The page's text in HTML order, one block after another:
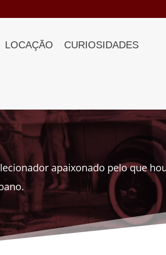
LOCAÇÃO CURIOSIDADES
apaixonado pelo que